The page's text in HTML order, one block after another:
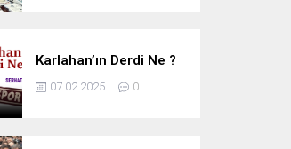
Karlahan’ın Derdi Ne ?
07.02.2025 0